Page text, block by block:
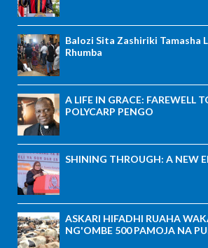
Balozi Sita Zashiriki Tamasha
Rhumba
A LIFE IN GRACE: FAREWELL
POLYCARP PENGO
SHINING THROUGH: A NEW
ASKARI HIFADHI RUAHA
NG'OMBE 500 PAMOJA NA